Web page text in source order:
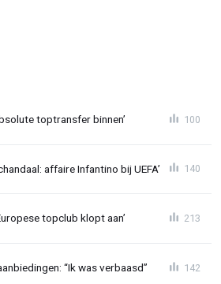
toptransfer binnen’ 100
affaire Infantino bij UEFA’ 140
topclub klopt aan’ 213
“Ik was verbaasd” 142